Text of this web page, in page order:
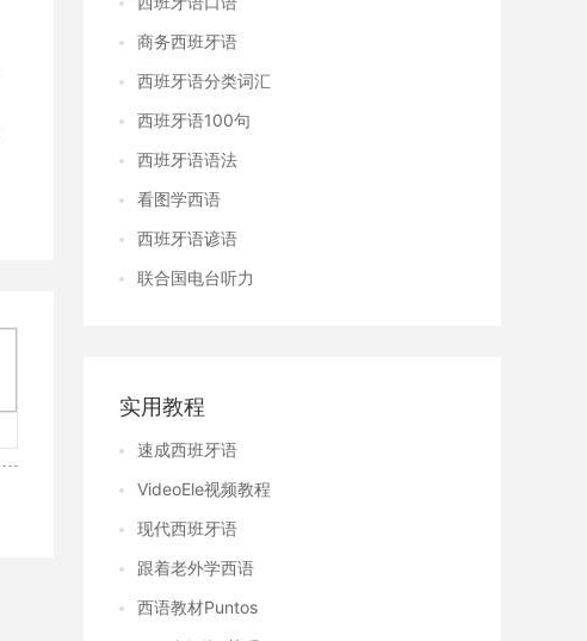
商务西班牙语
西班牙语分类词汇
西班牙语100句
西班牙语语法
看图学西语
西班牙语谚语
联合国电台听力
实用教程
速成西班牙语
VideoEle视频教程
现代西班牙语
跟着老外学西语
西语教材Puntos